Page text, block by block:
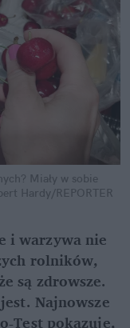
Miały w sobie
Hardy/REPORTER
i warzywa nie
rolników,
są zdrowsze.
Najnowsze
Test pokazuje,